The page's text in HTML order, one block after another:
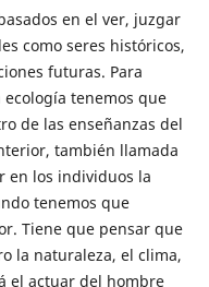
en el ver, juzgar
como seres históricos,
futuras. Para
tenemos que
de las enseñanzas del
también llamada
en los individuos la
tenemos que
Tiene que pensar que
la naturaleza, el clima,
el actuar del hombre